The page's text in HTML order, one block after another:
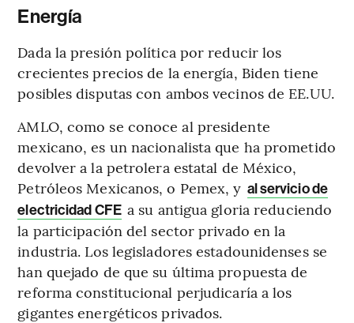
Energía
Dada la presión política por reducir los
crecientes precios de la energía, Biden tiene
posibles disputas con ambos vecinos de EE.UU.
AMLO, como se conoce al presidente
mexicano, es un nacionalista que ha prometido
devolver a la petrolera estatal de México,
Petróleos Mexicanos, o Pemex, y al servicio de
electricidad CFE a su antigua gloria reduciendo
la participación del sector privado en la
industria. Los legisladores estadounidenses se
han quejado de que su última propuesta de
reforma constitucional perjudicaría a los
gigantes energéticos privados.